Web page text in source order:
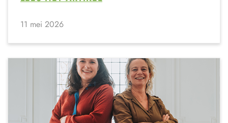
11 mei 2026